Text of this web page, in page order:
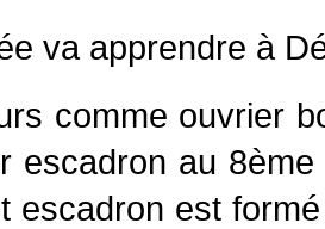
va apprendre à
comme ouvrier
escadron au
escadron est